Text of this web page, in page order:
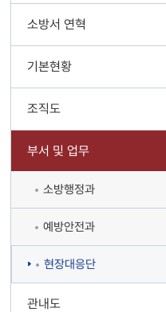
소방서 연혁
기본현황
조직도
부서 및 업무
소방행정과
예방안전과
현장대응단
관내도